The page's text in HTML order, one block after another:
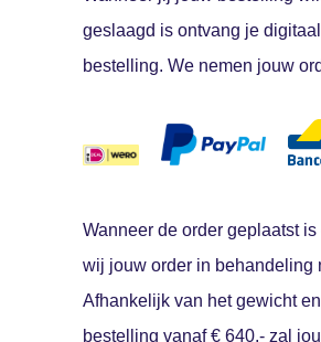
geslaagd is ontvang je
bestelling. We nemen jouw
Wanneer de order geplaatst
wij jouw order in behandeling
Afhankelijk van het gewicht
bestelling vanaf € 640,- zal